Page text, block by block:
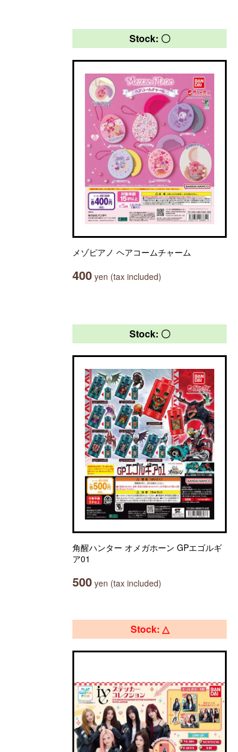
Stock: 〇
メゾピアノ ヘアコームチャーム
400 yen (tax included)
Stock: 〇
角醒ハンター オメガホーン GPエゴルギ
ア01
500 yen (tax included)
Stock: △